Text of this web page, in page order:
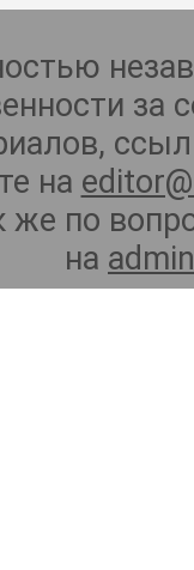
на
же по
на